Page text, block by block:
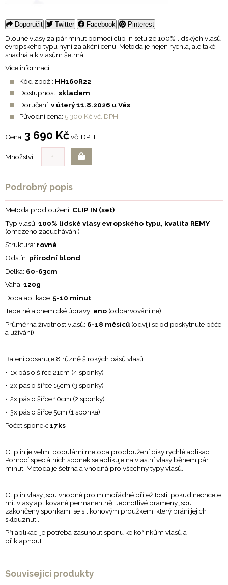
Doporučit Twitter Facebook Pinterest
Dlouhé vlasy za pár minut pomocí clip in setu ze 100% lidských vlasů
evropského typu nyní za akční cenu! Metoda je nejen rychlá, ale také
snadná a k vlasům šetrná.
Více informací
Kód zboží: HH160R22
Dostupnost: skladem
Doručení: v úterý 11.8.2026 u Vás
Původní cena: 5 300 Kč vč. DPH
Cena: 3 690 Kčvč. DPH
Množství:
Podrobný popis
Metoda prodloužení: CLIP IN (set)
Typ vlasů: 100% lidské vlasy evropského typu, kvalita REMY
(omezeno zacuchávání)
Struktura: rovná
Odstín: přírodní blond
Délka: 60-63cm
Váha: 120g
Doba aplikace: 5-10 minut
Tepelné a chemické úpravy: ano (odbarvování ne)
Průměrná životnost vlasů: 6-18 měsíců (odvíjí se od poskytnuté péče
a užívání)
Balení obsahuje 8 různě širokých pásů vlasů:
• 1x pás o šířce 21cm (4 sponky)
• 2x pás o šířce 15cm (3 sponky)
• 2x pás o šířce 10cm (2 sponky)
• 3x pás o šířce 5cm (1 sponka)
Počet sponek: 17ks
Clip in je velmi populární metoda prodloužení díky rychlé aplikaci.
Pomocí speciálních sponek se aplikuje na vlastní vlasy během pár
minut. Metoda je šetrná a vhodná pro všechny typy vlasů.
Clip in vlasy jsou vhodné pro mimořádné příležitosti, pokud nechcete
mít vlasy aplikované permanentně. Jednotlivé prameny jsou
zakončeny sponkami se silikonovým proužkem, který brání jejich
sklouznutí.
Při aplikaci je potřeba zasunout sponu ke kořínkům vlasů a
přiklapnout.
Související produkty